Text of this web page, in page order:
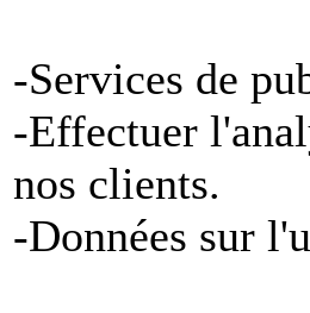
-Services de
-Effectuer
nos clients.
-Données sur